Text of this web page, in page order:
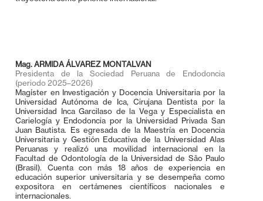
Mag. ARMIDA ÁLVAREZ MONTALVAN
Presidenta de la Sociedad Peruana de Endodoncia
(periodo 2025–2026)
Magíster en Investigación y Docencia Universitaria por la
Universidad Autónoma de Ica, Cirujana Dentista por la
Universidad Inca Garcilaso de la Vega y Especialista en
Carielogía y Endodoncia por la Universidad Privada San
Juan Bautista. Es egresada de la Maestría en Docencia
Universitaria y Gestión Educativa de la Universidad Alas
Peruanas y realizó una movilidad internacional en la
Facultad de Odontología de la Universidad de São Paulo
(Brasil). Cuenta con más 18 años de experiencia en
educación superior universitaria y se desempeña como
expositora en certámenes científicos nacionales e
internacionales.